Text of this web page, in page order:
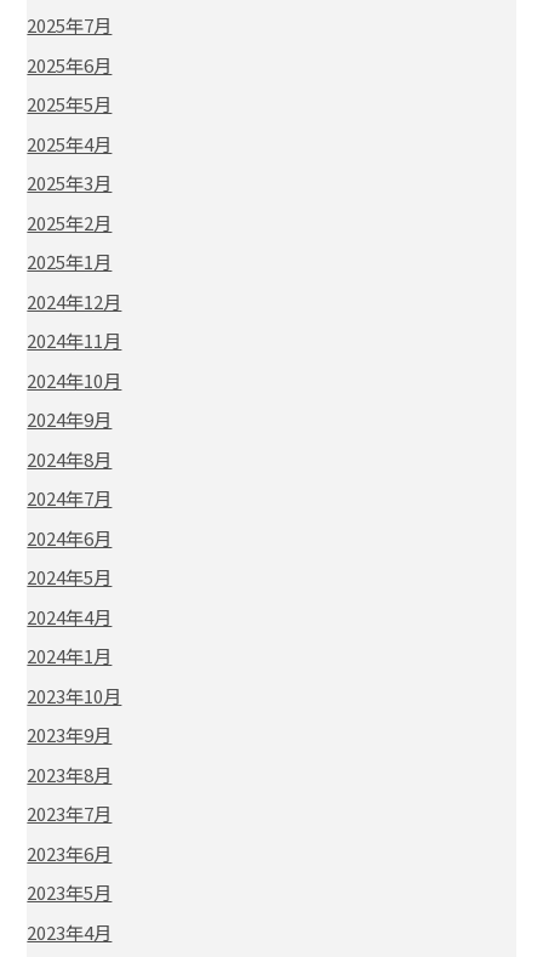
2025年7月
2025年6月
2025年5月
2025年4月
2025年3月
2025年2月
2025年1月
2024年12月
2024年11月
2024年10月
2024年9月
2024年8月
2024年7月
2024年6月
2024年5月
2024年4月
2024年1月
2023年10月
2023年9月
2023年8月
2023年7月
2023年6月
2023年5月
2023年4月